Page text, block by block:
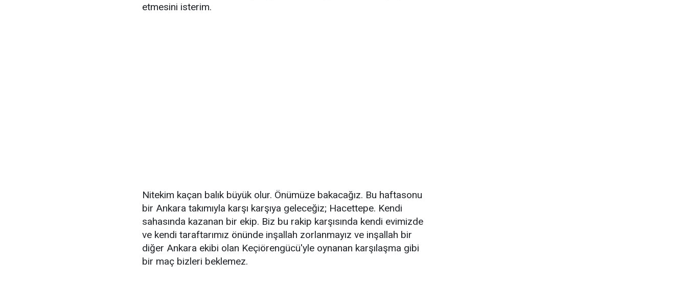
etmesini isterim.
Nitekim kaçan balık büyük olur. Önümüze bakacağız. Bu haftasonu
bir Ankara takımıyla karşı karşıya geleceğiz; Hacettepe. Kendi
sahasında kazanan bir ekip. Biz bu rakip karşısında kendi evimizde
ve kendi taraftarımız önünde inşallah zorlanmayız ve inşallah bir
diğer Ankara ekibi olan Keçiörengücü'yle oynanan karşılaşma gibi
bir maç bizleri beklemez.